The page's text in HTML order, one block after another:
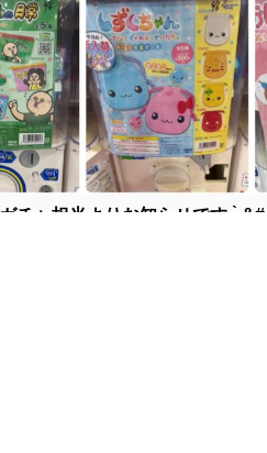
ガチャ担当よりお知らせです-